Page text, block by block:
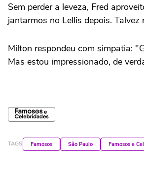
Sem perder a leveza, Fred
jantarmos no Lellis depois.
Milton respondeu com simpatia:
Mas estou impressionado, de
TAGS Famosos São Paulo Famosos e